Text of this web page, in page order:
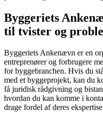
Byggeriets
til tvister og
Byggeriets Ankenævn er en
entreprenører og forbrugere
for byggebranchen. Hvis du
med et byggeprojekt, kan du
få juridisk rådgivning og
hvordan du kan komme i
drage fordel af deres